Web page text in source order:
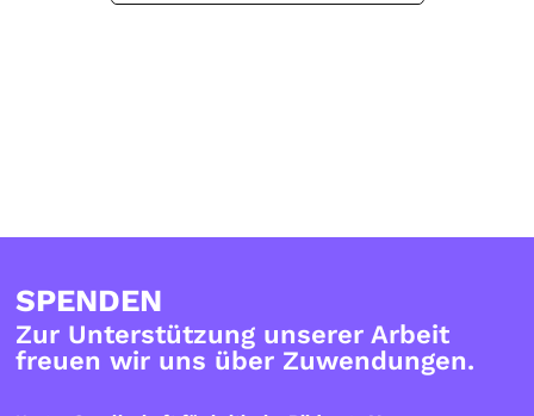
SPENDEN
Zur Unterstützung unserer Arbeit
freuen wir uns über Zuwendungen.